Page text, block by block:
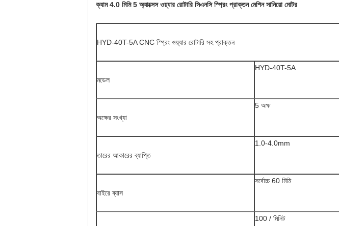
ক্যাম 4.0 মিমি 5 অ্যাক্সেস ওয়্যার রোটারি সিএনসি স্প্রিং প্রাক্তন মেশিন সানিয়ো মোটর
HYD-40T-5A CNC স্প্রিং ওয়্যার রোটারি সহ প্রাক্তন
মডেল
HYD-40T-5A
অক্ষের সংখ্যা
5 অক্ষ
তারের আকারের ব্যাপ্তি
1.0-4.0mm
বাইরে ব্যাস
সর্বোচ্চ 60 মিমি
100 / মিনিট